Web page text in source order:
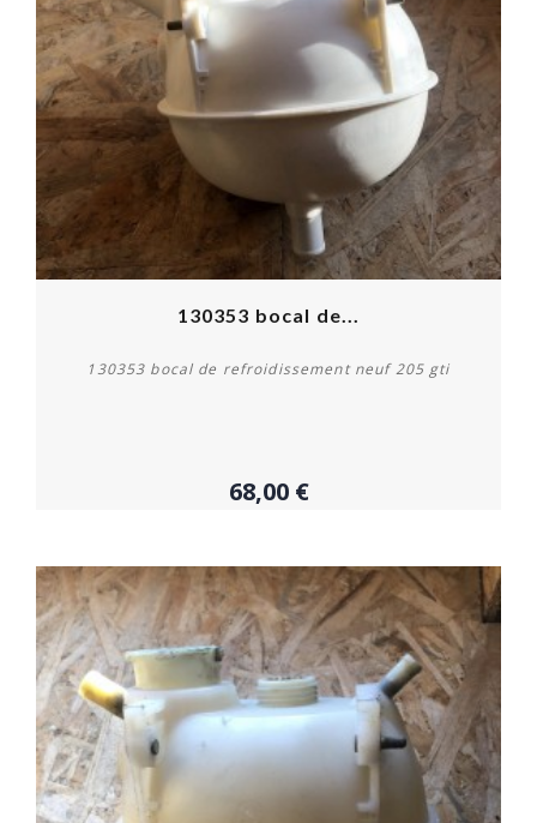
Acheter
130353 bocal de...
130353 bocal de refroidissement neuf 205 gti
68,00 €